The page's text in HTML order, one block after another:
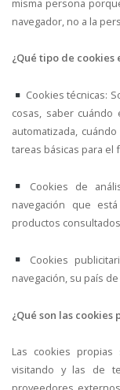
misma persona
navegador, no a la
¿Qué tipo de cookies
Cookies técnicas:
cosas, saber cuándo
automatizada,
tareas básicas para el
Cookies de
navegación que
productos
Cookies
navegación, su país
¿Qué son las
Las cookies
visitando y las de